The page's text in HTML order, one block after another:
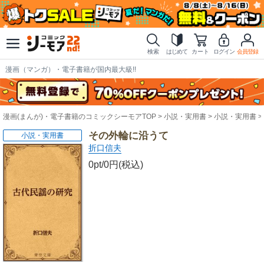
検索 はじめて カート ログイン 会員登録
漫画（マンガ）・電子書籍が国内最大級!!
漫画(まんが)・電子書籍のコミックシーモアTOP 小説・実用書 小説・実用書
その外輪に沿うて
折口信夫
0pt/0円(税込)
小説・実用書